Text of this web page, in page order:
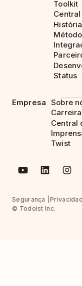
Toolkit
Status
Empresa Sobre
Central
Twist
Segurança
© Todoist Inc.